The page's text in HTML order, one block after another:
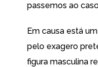
passemos ao
Em causa está
pelo exagero
figura masculina